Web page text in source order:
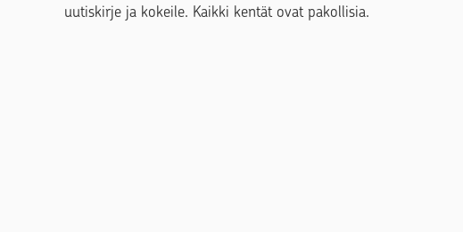
uutiskirje ja kokeile. Kaikki kentät ovat pakollisia.